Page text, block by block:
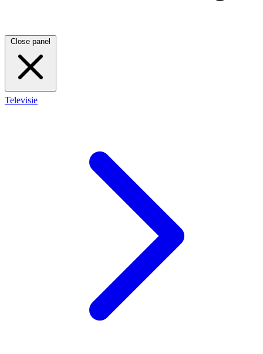
Close panel
Televisie